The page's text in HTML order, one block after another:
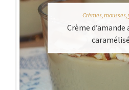
Crèmes, mousses,
Crème d’amande